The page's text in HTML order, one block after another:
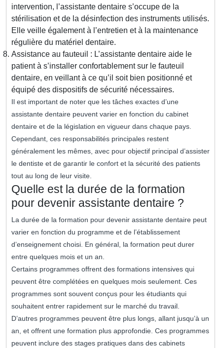
intervention, l’assistante dentaire s’occupe de la
stérilisation et de la désinfection des instruments utilisés.
Elle veille également à l’entretien et à la maintenance
régulière du matériel dentaire.
Assistance au fauteuil : L’assistante dentaire aide le
patient à s’installer confortablement sur le fauteuil
dentaire, en veillant à ce qu’il soit bien positionné et
équipé des dispositifs de sécurité nécessaires.
Il est important de noter que les tâches exactes d’une
assistante dentaire peuvent varier en fonction du cabinet
dentaire et de la législation en vigueur dans chaque pays.
Cependant, ces responsabilités principales restent
généralement les mêmes, avec pour objectif principal d’assister
le dentiste et de garantir le confort et la sécurité des patients
tout au long de leur visite.
Quelle est la durée de la formation
pour devenir assistante dentaire ?
La durée de la formation pour devenir assistante dentaire peut
varier en fonction du programme et de l’établissement
d’enseignement choisi. En général, la formation peut durer
entre quelques mois et un an.
Certains programmes offrent des formations intensives qui
peuvent être complétées en quelques mois seulement. Ces
programmes sont souvent conçus pour les étudiants qui
souhaitent entrer rapidement sur le marché du travail.
D’autres programmes peuvent être plus longs, allant jusqu’à un
an, et offrent une formation plus approfondie. Ces programmes
peuvent inclure des stages pratiques dans des cabinets